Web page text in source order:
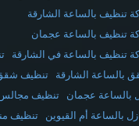
تنظيف بالساعة الشارقة
تنظيف بالساعة عجمان
تنظيف بالساعة في الشارقة
بالساعة الشارقة
تنظيف
بالساعة عجمان
تنظيف
بالساعة أم القيوين
تنظيف